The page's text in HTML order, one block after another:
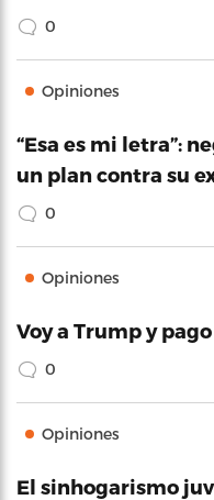
0
Opiniones
“Esa es mi letra”:
un plan contra su
0
Opiniones
Voy a Trump y
0
Opiniones
El sinhogarismo